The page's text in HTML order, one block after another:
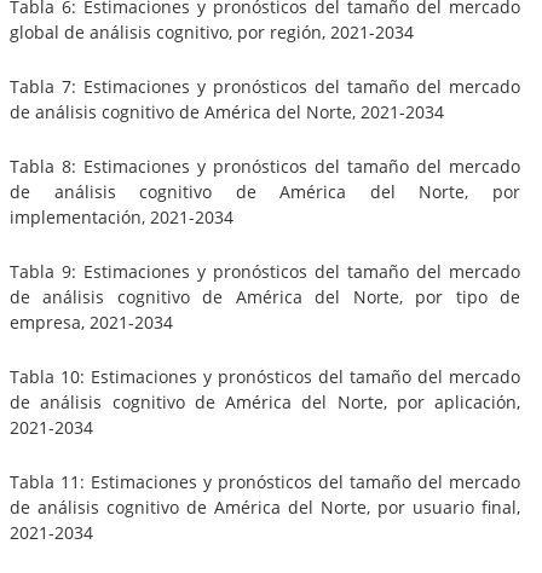
Tabla 6: Estimaciones y pronósticos del tamaño del mercado
global de análisis cognitivo, por región, 2021-2034
Tabla 7: Estimaciones y pronósticos del tamaño del mercado
de análisis cognitivo de América del Norte, 2021-2034
Tabla 8: Estimaciones y pronósticos del tamaño del mercado
de análisis cognitivo de América del Norte, por
implementación, 2021-2034
Tabla 9: Estimaciones y pronósticos del tamaño del mercado
de análisis cognitivo de América del Norte, por tipo de
empresa, 2021-2034
Tabla 10: Estimaciones y pronósticos del tamaño del mercado
de análisis cognitivo de América del Norte, por aplicación,
2021-2034
Tabla 11: Estimaciones y pronósticos del tamaño del mercado
de análisis cognitivo de América del Norte, por usuario final,
2021-2034